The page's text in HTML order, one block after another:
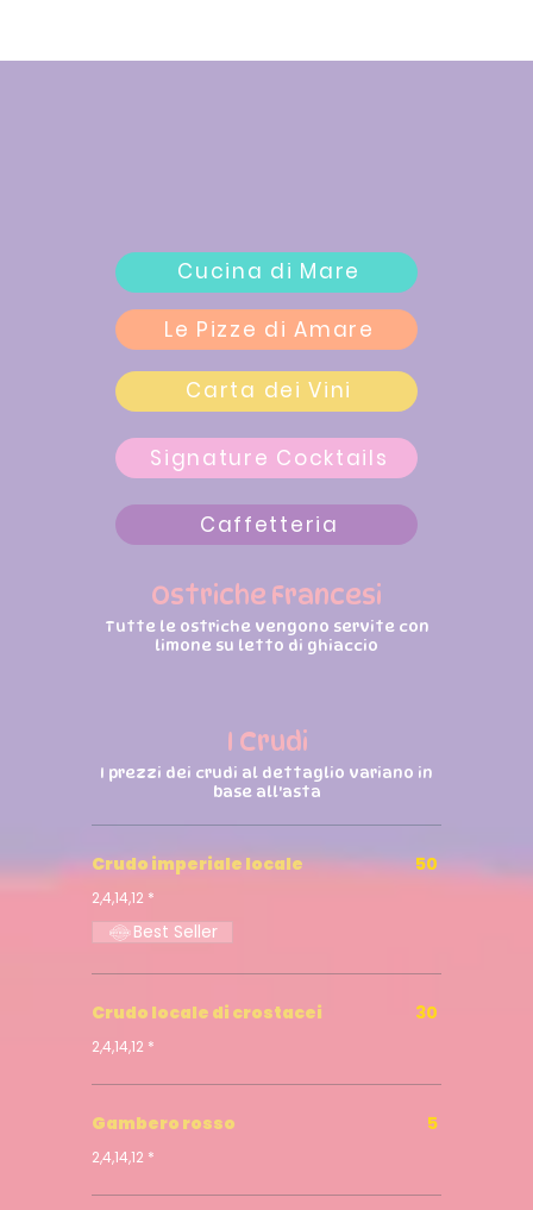
Ostriche Francesi
Tutte le ostriche vengono servite con
limone su letto di ghiaccio
I Crudi
I prezzi dei crudi al dettaglio variano in
base all'asta
Crudo imperiale locale
2,4,14,12 *
50
Best Seller
Crudo locale di crostacei
2,4,14,12 *
30
Gambero rosso
2,4,14,12 *
5
Cucina di Mare
Le Pizze di Amare
Carta dei Vini
Signature Cocktails
Caffetteria